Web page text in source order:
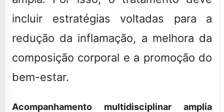
incluir estratégias voltadas para a
redução da inflamação, a melhora da
composição corporal e a promoção do
bem-estar.
Acompanhamento multidisciplinar amplia